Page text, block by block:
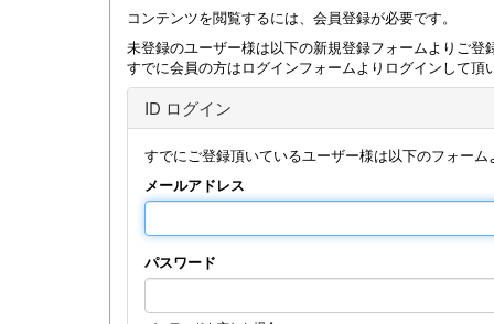
コンテンツを閲覧するには、会員登録が必要です。
未登録のユーザー様は以下の新規登録フォームよりご登
すでに会員の方はログインフォームよりログインして頂
ID ログイン
すでにご登録頂いているユーザー様は以下のフォーム
メールアドレス
パスワード